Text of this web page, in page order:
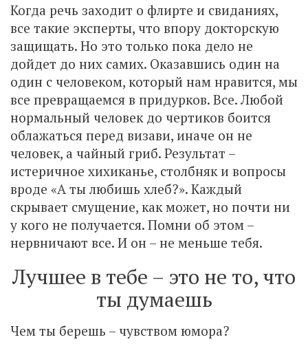
Когда речь заходит о флирте и свиданиях,
все такие эксперты, что впору докторскую
защищать. Но это только пока дело не
дойдет до них самих. Оказавшись один на
один с человеком, который нам нравится, мы
все превращаемся в придурков. Все. Любой
нормальный человек до чертиков боится
облажаться перед визави, иначе он не
человек, а чайный гриб. Результат –
истеричное хихиканье, столбняк и вопросы
вроде «А ты любишь хлеб?». Каждый
скрывает смущение, как может, но почти ни
у кого не получается. Помни об этом –
нервничают все. И он – не меньше тебя.
Лучшее в тебе – это не то, что
ты думаешь
Чем ты берешь – чувством юмора?